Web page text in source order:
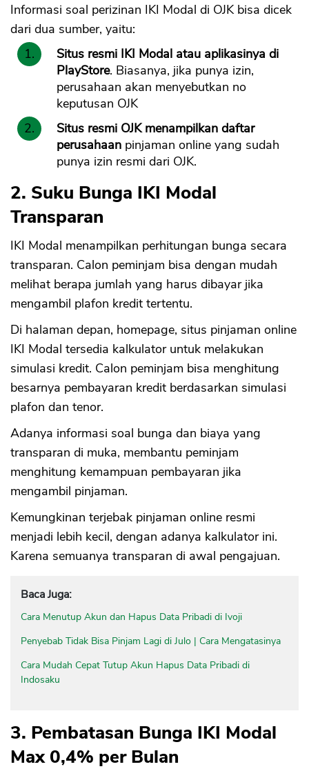
Informasi soal perizinan IKI Modal di OJK bisa dicek
dari dua sumber, yaitu:
Situs resmi IKI Modal atau aplikasinya di
PlayStore. Biasanya, jika punya izin,
perusahaan akan menyebutkan no
keputusan OJK
Situs resmi OJK menampilkan daftar
perusahaan pinjaman online yang sudah
punya izin resmi dari OJK.
2. Suku Bunga IKI Modal
Transparan
IKI Modal menampilkan perhitungan bunga secara
transparan. Calon peminjam bisa dengan mudah
melihat berapa jumlah yang harus dibayar jika
mengambil plafon kredit tertentu.
Di halaman depan, homepage, situs pinjaman online
IKI Modal tersedia kalkulator untuk melakukan
simulasi kredit. Calon peminjam bisa menghitung
besarnya pembayaran kredit berdasarkan simulasi
plafon dan tenor.
Adanya informasi soal bunga dan biaya yang
transparan di muka, membantu peminjam
menghitung kemampuan pembayaran jika
mengambil pinjaman.
Kemungkinan terjebak pinjaman online resmi
menjadi lebih kecil, dengan adanya kalkulator ini.
Karena semuanya transparan di awal pengajuan.
Baca Juga:
Cara Menutup Akun dan Hapus Data Pribadi di Ivoji
Penyebab Tidak Bisa Pinjam Lagi di Julo | Cara Mengatasinya
Cara Mudah Cepat Tutup Akun Hapus Data Pribadi di
Indosaku
3. Pembatasan Bunga IKI Modal
Max 0,4% per Bulan